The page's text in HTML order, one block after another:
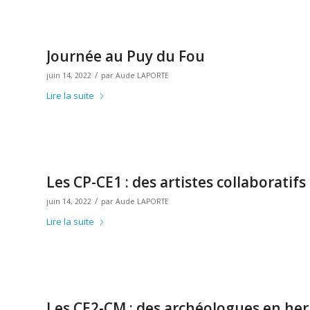
Journée au Puy du Fou
juin 14, 2022 / par Aude LAPORTE
Lire la suite
Les CP-CE1 : des artistes collaboratifs
juin 14, 2022 / par Aude LAPORTE
Lire la suite